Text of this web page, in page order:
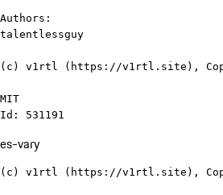
Authors:
talentlessguy
(c) v1rtl (https://v1rtl.site),
MIT
Id: 531191
es-vary
(c) v1rtl (https://v1rtl.site),